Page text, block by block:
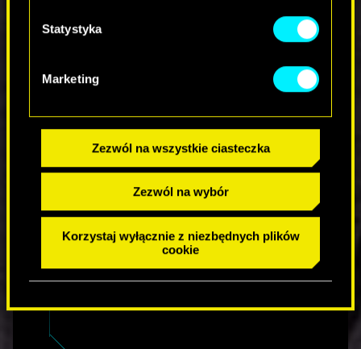
Statystyka
Marketing
Zezwól na wszystkie ciasteczka
Zezwól na wybór
Korzystaj wyłącznie z niezbędnych plików
cookie
zapewnia płynną
rozgrywkę, utrzymując do 60 FPS-ów
Tryb Ray Tracing Pro
dodaje funkcje ray
zapewniając 40 FPS-ów na ekranach o
wysokiej częstotliwości odświeżania
(HFR). Jeśli twój wyświetlacz nie
wspiera HFR, docelową liczbą klatek na
sekundę w tym trybie będzie 30 FPS-
ów.